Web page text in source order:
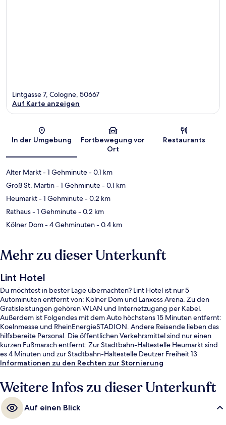
Karte
Lintgasse 7, Cologne, 50667
Auf Karte anzeigen
In der Umgebung
Fortbewegung vor
Ort
Restaurants
Alter Markt- 1 Gehminute- 0.1 km
Groß St. Martin- 1 Gehminute- 0.1 km
Heumarkt- 1 Gehminute- 0.2 km
Rathaus- 1 Gehminute- 0.2 km
Kölner Dom- 4 Gehminuten- 0.4 km
Mehr zu dieser Unterkunft
Lint Hotel
Du möchtest in bester Lage übernachten? Lint Hotel ist nur 5
Autominuten entfernt von: Kölner Dom und Lanxess Arena. Zu den
Gratisleistungen gehören WLAN und Internetzugang per Kabel.
Außerdem ist Folgendes mit dem Auto höchstens 15 Minuten entfernt:
Koelnmesse und RheinEnergieSTADION. Andere Reisende lieben das
hilfsbereite Personal. Die öffentlichen Verkehrsmittel sind nur einen
kurzen Fußmarsch entfernt: Zur Stadtbahn-Haltestelle Heumarkt sind
es 4 Minuten und zur Stadtbahn-Haltestelle Deutzer Freiheit 13
Minuten.
Informationen zu den Rechten zur Stornierung
Weitere Infos zu dieser Unterkunft
Auf einen Blick